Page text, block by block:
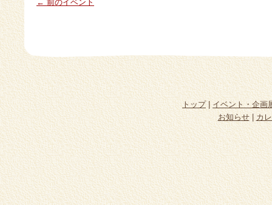
← 前のイベント
トップ|イベント・企画
お知らせ| カ